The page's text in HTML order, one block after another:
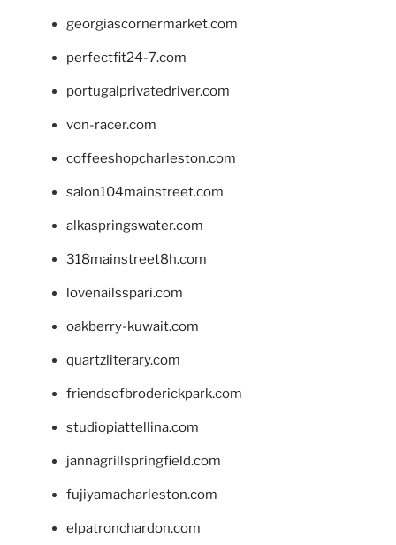
georgiascornermarket.com
perfectfit24-7.com
portugalprivatedriver.com
von-racer.com
coffeeshopcharleston.com
salon104mainstreet.com
alkaspringswater.com
318mainstreet8h.com
lovenailsspari.com
oakberry-kuwait.com
quartzliterary.com
friendsofbroderickpark.com
studiopiattellina.com
jannagrillspringfield.com
fujiyamacharleston.com
elpatronchardon.com